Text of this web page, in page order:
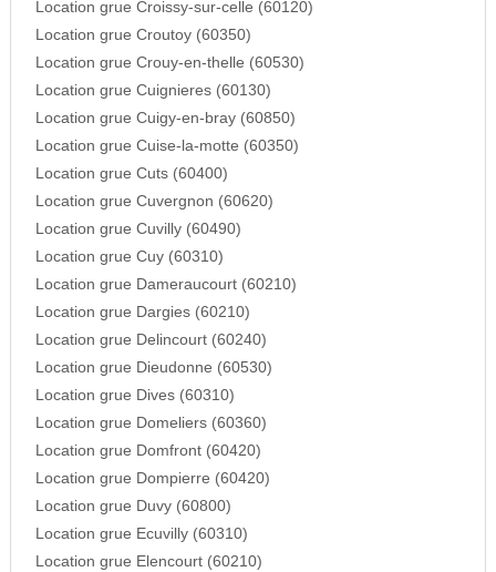
Location grue Croissy-sur-celle (60120)
Location grue Croutoy (60350)
Location grue Crouy-en-thelle (60530)
Location grue Cuignieres (60130)
Location grue Cuigy-en-bray (60850)
Location grue Cuise-la-motte (60350)
Location grue Cuts (60400)
Location grue Cuvergnon (60620)
Location grue Cuvilly (60490)
Location grue Cuy (60310)
Location grue Dameraucourt (60210)
Location grue Dargies (60210)
Location grue Delincourt (60240)
Location grue Dieudonne (60530)
Location grue Dives (60310)
Location grue Domeliers (60360)
Location grue Domfront (60420)
Location grue Dompierre (60420)
Location grue Duvy (60800)
Location grue Ecuvilly (60310)
Location grue Elencourt (60210)